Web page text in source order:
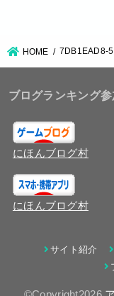
HOME 7DB1EAD8-
ブログランキング参
にほんブログ村
にほんブログ村
サイト紹介